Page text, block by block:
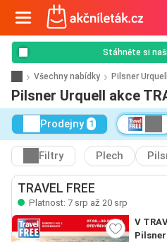
Stáhněte si
Všechny nabídky Pilsner Urquell
Pilsner Urquell akce
Prodejny 1
Filtry Plech
TRAVEL FREE
Platnost: 7 srp až 20 srp
V